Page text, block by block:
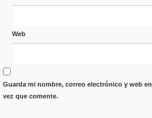
Web
Guarda mi nombre, correo electrónico y web
vez que comente.